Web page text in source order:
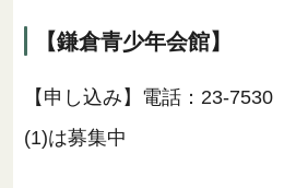
【鎌倉青少年会館】
【申し込み】電話：23-7530
(1)は募集中